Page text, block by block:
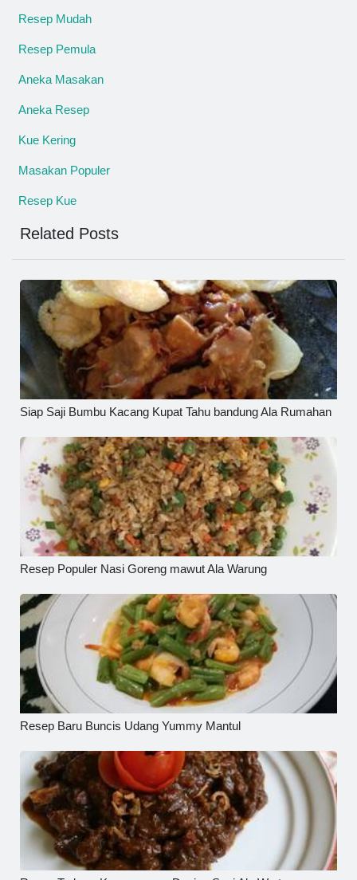
Resep Mudah
Resep Pemula
Aneka Masakan
Aneka Resep
Kue Kering
Masakan Populer
Resep Kue
Related Posts
Siap Saji Bumbu Kacang Kupat Tahu bandung Ala Rumahan
Resep Populer Nasi Goreng mawut Ala Warung
Resep Baru Buncis Udang Yummy Mantul